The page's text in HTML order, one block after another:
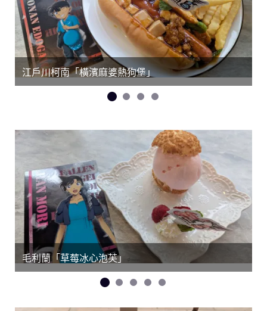
江戶川柯南「橫濱麻婆熱狗堡」
毛利蘭「草莓冰心泡芙」